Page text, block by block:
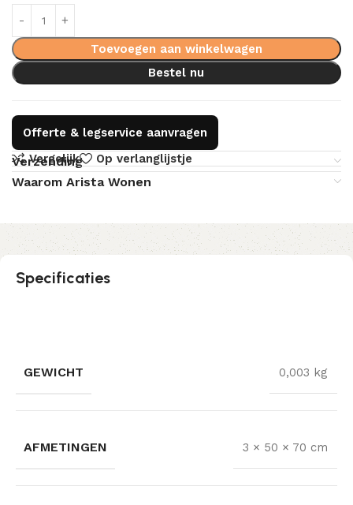
Toevoegen aan winkelwagen
Bestel nu
Offerte & legservice aanvragen
Vergelijk
Op verlanglijstje
Verzending
Waarom Arista Wonen
Specificaties
GEWICHT 0,003 kg
AFMETINGEN 3 × 50 × 70 cm